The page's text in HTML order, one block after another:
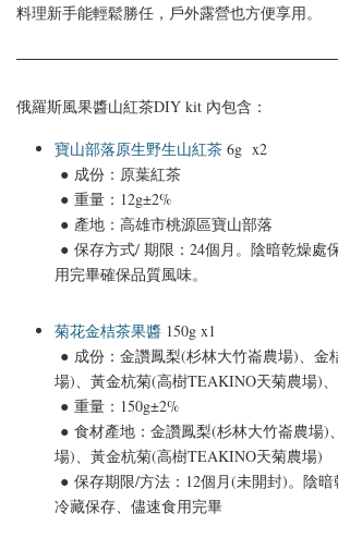
料理新手能輕鬆勝任，戶外露營也方便享用。
俄羅斯風果醬山紅茶DIY kit 內包含：
寶山部落原生野生山紅茶 6g x2
● 成份： 原葉紅茶
● 重量：12g±2%
● 產地： 高雄市桃源區寶山部落
● 保存方式/ 期限：24個月。陰暗乾燥處
用完畢確保品質風味。
菊花金桔茶果醬 150g x1
● 成份： 金讚鳳梨(杉林大竹崙農場)、金
場)、黃金杭菊(高樹TEAKINO天菊農場)
● 重量： 150g±2%
● 食材產地： 金讚鳳梨(杉林大竹崙農場)
場)、黃金杭菊(高樹TEAKINO天菊農場)
● 保存期限/方法：12個月(未開封)。陰
冷藏保存、儘速食用完畢